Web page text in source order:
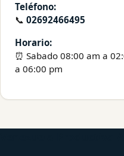
Teléfono:
📞 02692466495
Horario:
⏰ Sabado 08:00 am a
a 06:00 pm